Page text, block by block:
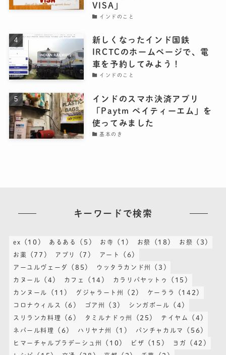
VISA」
インドのこと
新しくなったインド国鉄
IRCTCのホームページで、電
車を予約してみよう！
インドのこと
インドのスマホ決済アプリ
「Paytm ペイティーエム」を
使ってみました
基本のき
キーワードで検索
ex (10) あるある (5) お寺 (1) お祭 (18) お祭 (3)
お薬 (77) アプリ (7) アート (6)
アーユルヴェーダ (85) ウッタラカンド州 (3)
カヌール (4) カフェ (14) カラリパヤットゥ (15)
カンヌール (11) グジャラート州 (2) ケーララ (142)
コロナウィルス (6) ゴア州 (3) シンガポール (4)
スリランカ料理 (6) タミルナドゥ州 (25) テイヤム (4)
ネパール料理 (6) ハリヤナ州 (1) パンチャカルマ (56)
ヒマーチャルプラデーシュ州 (10) ビザ (15) ヨガ (42)